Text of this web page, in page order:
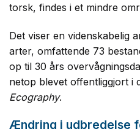
torsk, findes i et mindre
Det viser en videnskabelig
arter, omfattende 73
op til 30 års
netop blevet offentliggjort i
Ecography.
Ændring i udbredelse